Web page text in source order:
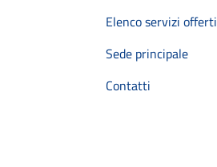
Elenco servizi offerti
Sede principale
Contatti